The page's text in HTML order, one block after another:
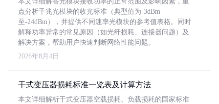
点分析千兆光模块的收光标准（典型值为-3dBm
至-24dBm），并提供不同速率光模块的参考值表格。同时
解释功率异常的常见原因（如光纤损耗、连接器问题）及
解决方案，帮助用户快速判断网络性能问题。
2026年8月4日
干式变压器损耗标准一览表及计算方法
本文详细解析干式变压器空载损耗、负载损耗的国家标准